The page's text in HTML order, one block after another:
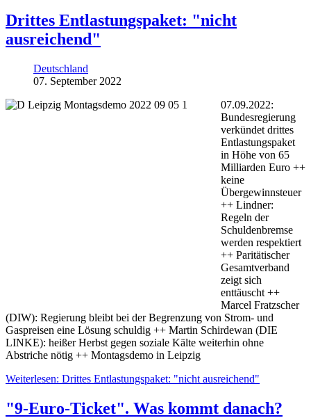
Drittes Entlastungspaket: "nicht
ausreichend"
Deutschland
07. September 2022
07.09.2022:
Bundesregierung
verkündet drittes
Entlastungspaket
in Höhe von 65
Milliarden Euro ++
keine
Übergewinnsteuer
++ Lindner:
Regeln der
Schuldenbremse
werden respektiert
++ Paritätischer
Gesamtverband
zeigt sich
enttäuscht ++
Marcel Fratzscher
(DIW): Regierung bleibt bei der Begrenzung von Strom- und
Gaspreisen eine Lösung schuldig ++ Martin Schirdewan (DIE
LINKE): heißer Herbst gegen soziale Kälte weiterhin ohne
Abstriche nötig ++ Montagsdemo in Leipzig
Weiterlesen: Drittes Entlastungspaket: "nicht ausreichend"
"9-Euro-Ticket". Was kommt danach?